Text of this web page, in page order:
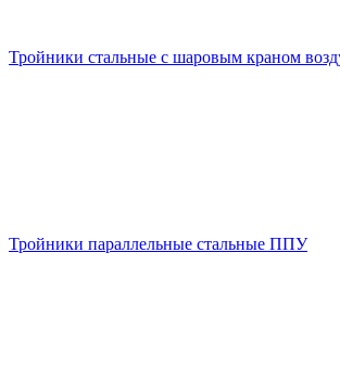
Тройники стальные с шаровым краном
Тройники параллельные стальные ППУ